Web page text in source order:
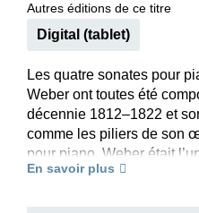
Autres éditions de ce titre
Digital (tablet)
Les quatre sonates pour
Weber ont toutes été
décennie 1812–1822 et
comme les piliers de son
pour piano. Weber était
plus importants de son
En savoir plus